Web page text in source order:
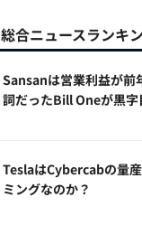
総合ニュースランキ
Sansanは営業利益が前
詞だったBill Oneが黒字
TeslaはCybercabの量
ミングなのか？